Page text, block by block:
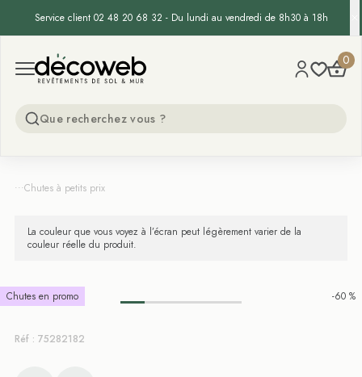
Service client 02 48 20 68 32 - Du lundi au vendredi de 8h30 à 18h
Open menu
Decoweb 0
...Chutes à petits prix
La couleur que vous voyez à l’écran peut légèrement varier de la
couleur réelle du produit.
Chutes en promo -60 %
Réf : 75282182